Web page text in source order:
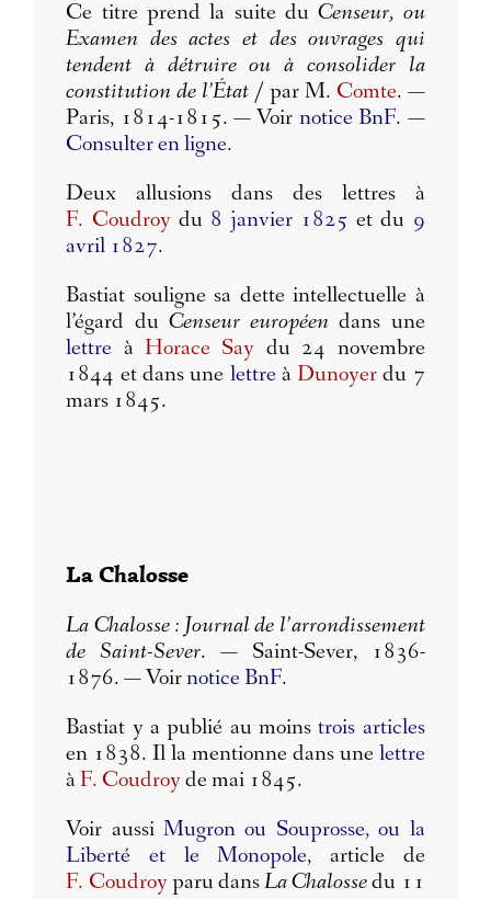
Ce titre prend la suite duCenseur, ou
Examen des actes et des ouvrages qui
tendent à détruire ou à consolider la
constitution de l’État / par M. Comte. —
Paris, 1814-1815. — Voir notice BnF. —
Consulter en ligne.
Deux allusions dans des lettres à
F. Coudroydu 8 janvier 1825 et du 9
avril 1827.
Bastiat souligne sa dette intellectuelle à
l’égard du Censeur européen dans une
lettre à Horace Say du 24 novembre
1844 et dans une lettre àDunoyer du 7
mars 1845.
La Chalosse
La Chalosse : Journal de l’arrondissement
de Saint-Sever. — Saint-Sever, 1836-
1876. — Voirnotice BnF.
Bastiat y a publié au moinstrois articles
en 1838. Il la mentionne dans une lettre
à F. Coudroyde mai 1845.
Voir aussiMugron ou Souprosse, ou la
Liberté et le Monopole, article de
F. Coudroyparu dansLa Chalossedu 11